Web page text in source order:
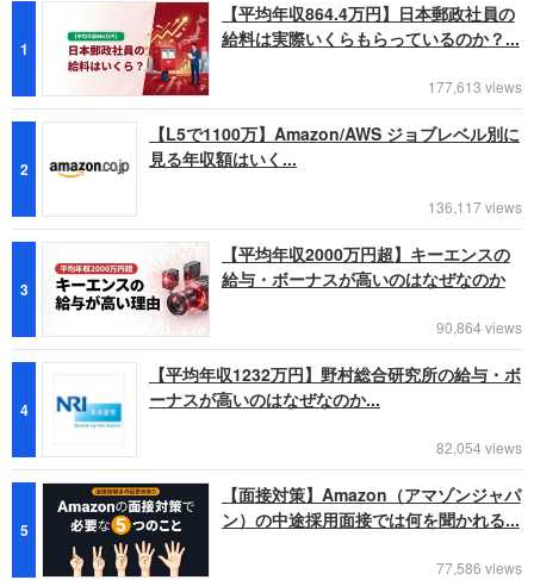
1
【平均年収864.4万円】日本郵政社員の
給料は実際いくらもらっているのか？...
177,613 views
2
【L5で1100万】Amazon/AWS ジョブレベル別に
見る年収額はいく...
136,117 views
3
【平均年収2000万円超】キーエンスの
給与・ボーナスが高いのはなぜなのか
90,864 views
4
【平均年収1232万円】野村総合研究所の給与・ボ
ーナスが高いのはなぜなのか...
82,054 views
5
【面接対策】Amazon（アマゾンジャパ
ン）の中途採用面接では何を聞かれる...
77,586 views